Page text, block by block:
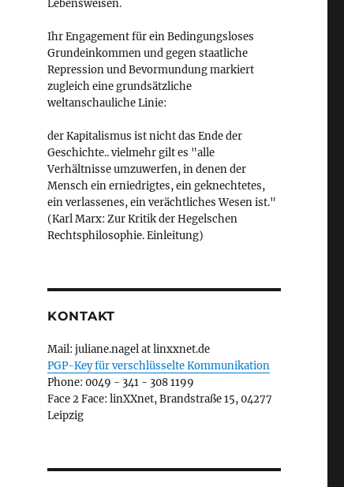
Lebensweisen.
Ihr Engagement für ein Bedingungsloses
Grundeinkommen und gegen staatliche
Repression und Bevormundung markiert
zugleich eine grundsätzliche
weltanschauliche Linie:
der Kapitalismus ist nicht das Ende der
Geschichte.. vielmehr gilt es "alle
Verhältnisse umzuwerfen, in denen der
Mensch ein erniedrigtes, ein geknechtetes,
ein verlassenes, ein verächtliches Wesen ist."
(Karl Marx: Zur Kritik der Hegelschen
Rechtsphilosophie. Einleitung)
KONTAKT
Mail: juliane.nagel at linxxnet.de
PGP-Key für verschlüsselte Kommunikation
Phone: 0049 - 341 - 308 1199
Face 2 Face: linXXnet, Brandstraße 15, 04277
Leipzig